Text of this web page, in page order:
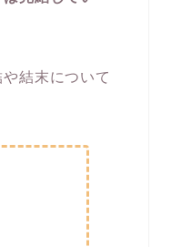
結末について